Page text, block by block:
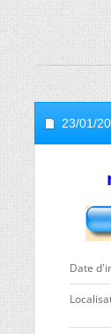
23/01/
Date